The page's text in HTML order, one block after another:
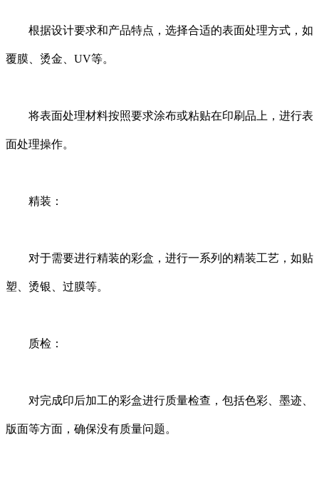
根据设计要求和产品特点，选择合适的表面处理方式，如
覆膜、烫金、UV等。
将表面处理材料按照要求涂布或粘贴在印刷品上，进行表
面处理操作。
精装：
对于需要进行精装的彩盒，进行一系列的精装工艺，如贴
塑、烫银、过膜等。
质检：
对完成印后加工的彩盒进行质量检查，包括色彩、墨迹、
版面等方面，确保没有质量问题。